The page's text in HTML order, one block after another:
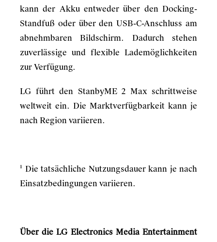
kann der Akku entweder über den Docking-
Standfuß oder über den USB-C-Anschluss am
abnehmbaren Bildschirm. Dadurch stehen
zuverlässige und flexible Lademöglichkeiten
zur Verfügung.
LG führt den StanbyME 2 Max schrittweise
weltweit ein. Die Marktverfügbarkeit kann je
nach Region variieren.
¹ Die tatsächliche Nutzungsdauer kann je nach
Einsatzbedingungen variieren.
Über die LG Electronics Media Entertainment